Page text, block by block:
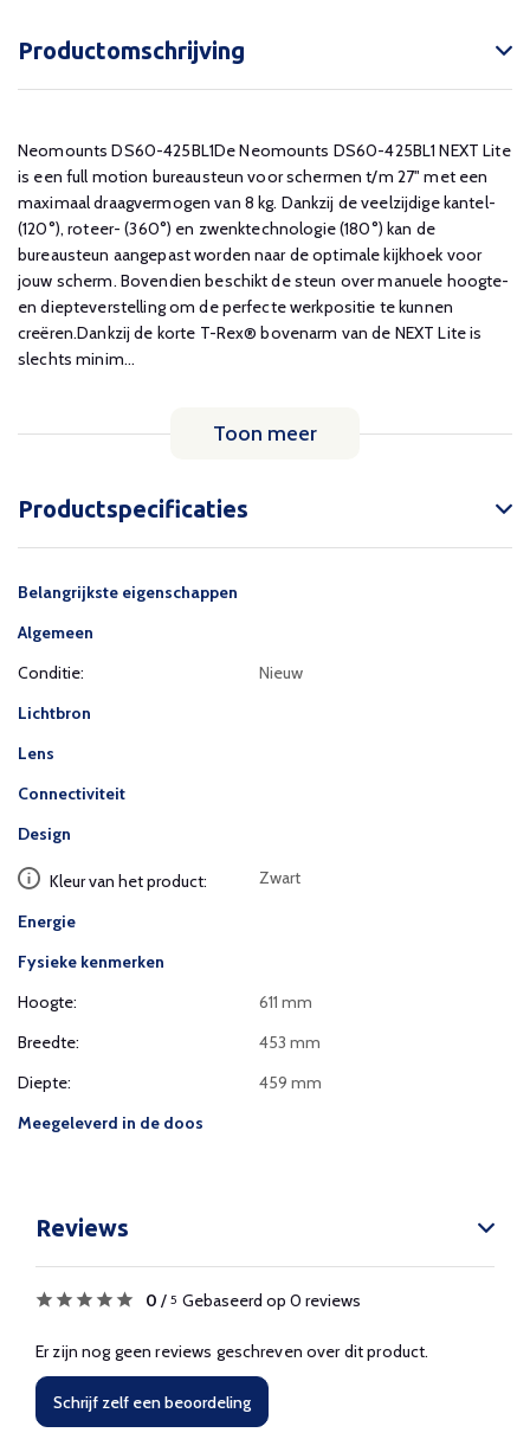
Productomschrijving
Neomounts DS60-425BL1De Neomounts DS60-425BL1 NEXT Lite
is een full motion bureausteun voor schermen t/m 27" met een
maximaal draagvermogen van 8 kg. Dankzij de veelzijdige kantel-
(120°), roteer- (360°) en zwenktechnologie (180°) kan de
bureausteun aangepast worden naar de optimale kijkhoek voor
jouw scherm. Bovendien beschikt de steun over manuele hoogte-
en diepteverstelling om de perfecte werkpositie te kunnen
creëren.Dankzij de korte T-Rex® bovenarm van de NEXT Lite is
slechts minim...
Toon meer
Productspecificaties
Belangrijkste eigenschappen
Algemeen
Conditie:
Nieuw
Lichtbron
Lens
Connectiviteit
Design
Kleur van het product: Zwart
Energie
Fysieke kenmerken
Hoogte:
611 mm
Breedte:
453 mm
Diepte:
459 mm
Meegeleverd in de doos
Reviews
0 / 5 Gebaseerd op 0 reviews
Er zijn nog geen reviews geschreven over dit product.
Schrijf zelf een beoordeling